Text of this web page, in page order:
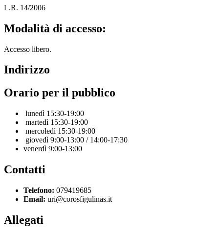
L.R. 14/2006
Modalità di accesso:
Accesso libero.
Indirizzo
Orario per il pubblico
lunedì 15:30-19:00
martedì 15:30-19:00
mercoledì 15:30-19:00
giovedì 9:00-13:00 / 14:00-17:30
venerdì 9:00-13:00
Contatti
Telefono: 079419685
Email: uri@corosfigulinas.it
Allegati